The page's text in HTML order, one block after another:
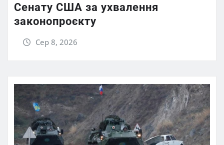
Сенату США за ухвалення
законопроєкту
Сер 8, 2026